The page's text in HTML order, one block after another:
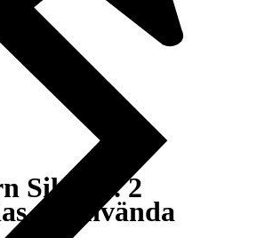
Siluett.. 2
Oanvända